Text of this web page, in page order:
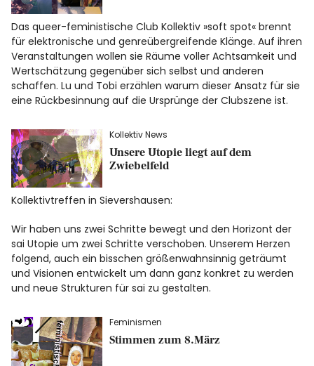
Das queer-feministische Club Kollektiv »soft spot« brennt
für elektronische und genreübergreifende Klänge. Auf ihren
Veranstaltungen wollen sie Räume voller Achtsamkeit und
Wertschätzung gegenüber sich selbst und anderen
schaffen. Lu und Tobi erzählen warum dieser Ansatz für sie
eine Rückbesinnung auf die Ursprünge der Clubszene ist.
Kollektiv News
Unsere Utopie liegt auf dem
Zwiebelfeld
Kollektivtreffen in Sievershausen:
Wir haben uns zwei Schritte bewegt und den Horizont der
sai Utopie um zwei Schritte verschoben. Unserem Herzen
folgend, auch ein bisschen größenwahnsinnig geträumt
und Visionen entwickelt um dann ganz konkret zu werden
und neue Strukturen für sai zu gestalten.
Feminismen
Stimmen zum 8.März